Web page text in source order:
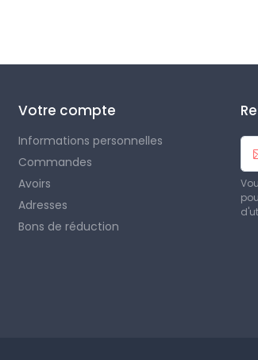
Votre compte
Informations personnelles
Commandes
Avoirs
Adresses
Bons de réduction